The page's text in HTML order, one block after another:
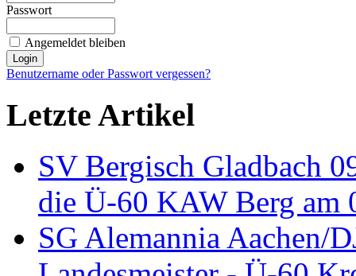
Passwort
Angemeldet bleiben
Benutzername oder Passwort vergessen?
Letzte Artikel
SV Bergisch Gladbach
die Ü-60 KAW Berg am
SG Alemannia Aachen/